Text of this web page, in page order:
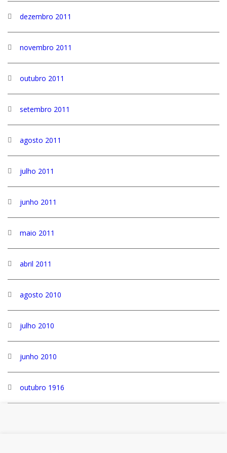
dezembro 2011
novembro 2011
outubro 2011
setembro 2011
agosto 2011
julho 2011
junho 2011
maio 2011
abril 2011
agosto 2010
julho 2010
junho 2010
outubro 1916